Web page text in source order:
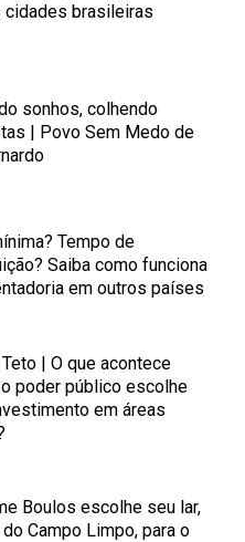
cidades brasileiras
sonhos, colhendo
| Povo Sem Medo de
Tempo de
Saiba como funciona
em outros países
| O que acontece
poder público escolhe
em áreas
Boulos escolhe seu lar,
Campo Limpo, para o